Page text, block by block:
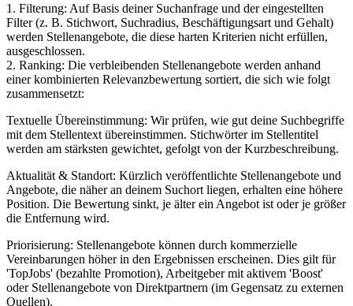
1. Filterung: Auf Basis deiner Suchanfrage und der eingestellten
Filter (z. B. Stichwort, Suchradius, Beschäftigungsart und Gehalt)
werden Stellenangebote, die diese harten Kriterien nicht erfüllen,
ausgeschlossen.
2. Ranking: Die verbleibenden Stellenangebote werden anhand
einer kombinierten Relevanzbewertung sortiert, die sich wie folgt
zusammensetzt:
Textuelle Übereinstimmung: Wir prüfen, wie gut deine Suchbegriffe
mit dem Stellentext übereinstimmen. Stichwörter im Stellentitel
werden am stärksten gewichtet, gefolgt von der Kurzbeschreibung.
Aktualität & Standort: Kürzlich veröffentlichte Stellenangebote und
Angebote, die näher an deinem Suchort liegen, erhalten eine höhere
Position. Die Bewertung sinkt, je älter ein Angebot ist oder je größer
die Entfernung wird.
Priorisierung: Stellenangebote können durch kommerzielle
Vereinbarungen höher in den Ergebnissen erscheinen. Dies gilt für
'TopJobs' (bezahlte Promotion), Arbeitgeber mit aktivem 'Boost'
oder Stellenangebote von Direktpartnern (im Gegensatz zu externen
Quellen).